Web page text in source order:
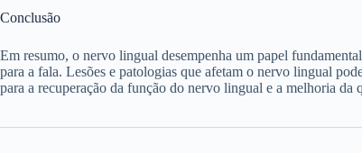
Conclusão
Em resumo, o nervo lingual desempenha um papel
para a fala. Lesões e patologias que afetam o nervo lingual
para a recuperação da função do nervo lingual e a melhoria da